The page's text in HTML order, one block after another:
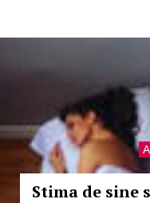
Stima de sine